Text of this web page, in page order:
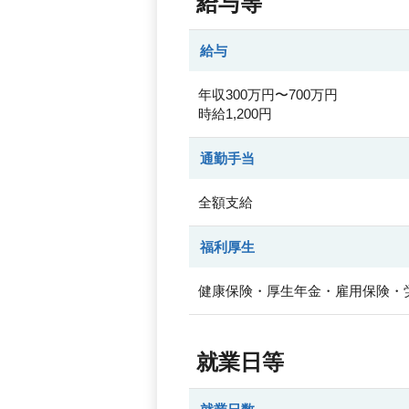
給与
年収300万円〜700万円
時給1,200円
通勤手当
全額支給
福利厚生
健康保険・厚生年金・雇用保険・
就業日等